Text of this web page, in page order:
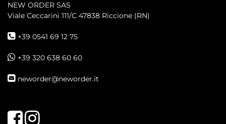
NEW ORDER SAS
Viale Ceccarini 111/C 47838 Riccione (RN)
+39 0541 69 12 75
+39 320 638 60 60
neworder@neworder.it
FacebookInstagram